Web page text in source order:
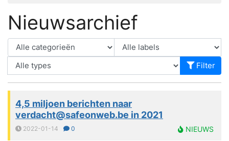
Nieuwsarchief
Filter
4,5 miljoen berichten naar
verdacht@safeonweb.be in 2021
2022-01-14 0 NIEUWS